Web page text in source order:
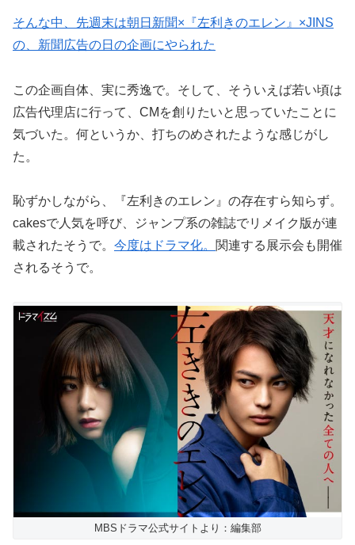
そんな中、先週末は朝日新聞×『左利きのエレン』×JINS
の、新聞広告の日の企画にやられた
この企画自体、実に秀逸で。そして、そういえば若い頃は
広告代理店に行って、CMを創りたいと思っていたことに
気づいた。何というか、打ちのめされたような感じがし
た。
恥ずかしながら、『左利きのエレン』の存在すら知らず。
cakesで人気を呼び、ジャンプ系の雑誌でリメイク版が連
載されたそうで。 今度はドラマ化。 関連する展示会も開催
されるそうで。
MBSドラマ公式サイトより：編集部